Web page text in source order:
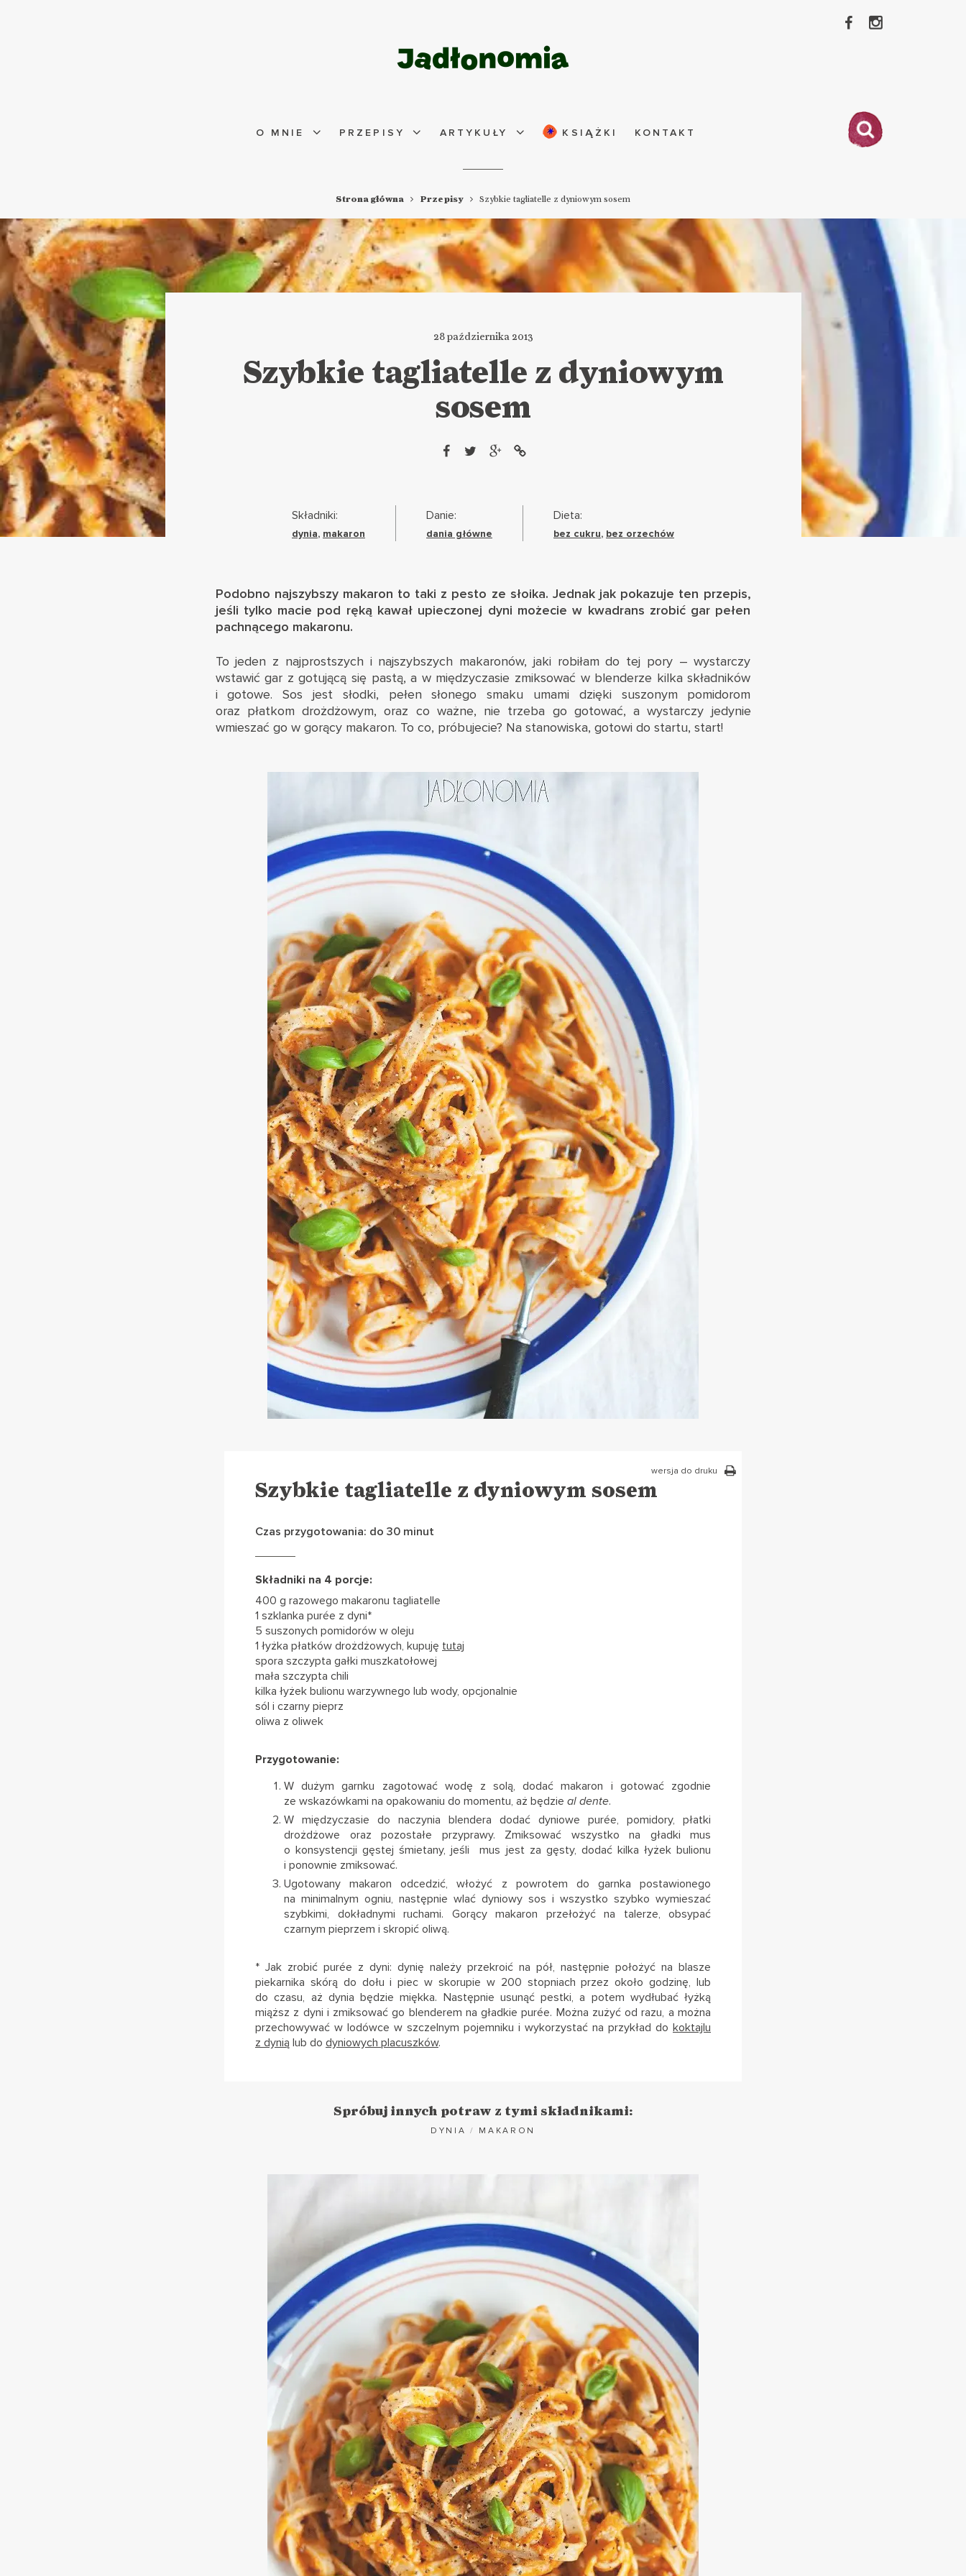
O MNIE PRZEPISY ARTYKUŁY KSIĄŻKI KONTAKT
Strona główna Przepisy Szybkie tagliatelle z dyniowym sosem
28 października 2013
Szybkie tagliatelle z dyniowym
sosem
Składniki:
dynia, makaron
Danie:
dania główne
Dieta:
bez cukru, bez orzechów
Podobno najszybszy makaron to taki z pesto ze słoika. Jednak jak pokazuje ten przepis,
jeśli tylko macie pod ręką kawał upieczonej dyni możecie w kwadrans zrobić gar pełen
pachnącego makaronu.
To jeden z najprostszych i najszybszych makaronów, jaki robiłam do tej pory – wystarczy
wstawić gar z gotującą się pastą, a w międzyczasie zmiksować w blenderze kilka składników
i gotowe. Sos jest słodki, pełen słonego smaku umami dzięki suszonym pomidorom
oraz płatkom drożdżowym, oraz co ważne, nie trzeba go gotować, a wystarczy jedynie
wmieszać go w gorący makaron. To co, próbujecie? Na stanowiska, gotowi do startu, start!
wersja do druku
Szybkie tagliatelle z dyniowym sosem
Czas przygotowania: do 30 minut
Składniki na 4 porcje:
400 g razowego makaronu tagliatelle
1 szklanka purée z dyni*
5 suszonych pomidorów w oleju
1 łyżka płatków drożdżowych, kupuję tutaj
spora szczypta gałki muszkatołowej
mała szczypta chili
kilka łyżek bulionu warzywnego lub wody, opcjonalnie
sól i czarny pieprz
oliwa z oliwek
Przygotowanie:
W dużym garnku zagotować wodę z solą, dodać makaron i gotować zgodnie
ze wskazówkami na opakowaniu do momentu, aż będzie al dente.
W międzyczasie do naczynia blendera dodać dyniowe purée, pomidory, płatki
drożdżowe oraz pozostałe przyprawy. Zmiksować wszystko na gładki mus
o konsystencji gęstej śmietany, jeśli mus jest za gęsty, dodać kilka łyżek bulionu
i ponownie zmiksować.
Ugotowany makaron odcedzić, włożyć z powrotem do garnka postawionego
na minimalnym ogniu, następnie wlać dyniowy sos i wszystko szybko wymieszać
szybkimi, dokładnymi ruchami. Gorący makaron przełożyć na talerze, obsypać
czarnym pieprzem i skropić oliwą.
* Jak zrobić purée z dyni: dynię należy przekroić na pół, następnie położyć na blasze
piekarnika skórą do dołu i piec w skorupie w 200 stopniach przez około godzinę, lub
do czasu, aż dynia będzie miękka. Następnie usunąć pestki, a potem wydłubać łyżką
miąższ z dyni i zmiksować go blenderem na gładkie purée. Można zużyć od razu, a można
przechowywać w lodówce w szczelnym pojemniku i wykorzystać na przykład do koktajlu
z dynią lub do dyniowych placuszków.
Spróbuj innych potraw z tymi składnikami:
DYNIA / MAKARON